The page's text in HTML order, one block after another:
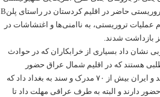
پروژه آشوب اخیر در ایران عمل کردند. گروهک‌های تروریستی حاضر در اقلیم کردستان در راستای پلنB
عملیات‌ تروریستی، به ناامنی‌ها و اغتشاشات در
بازداشت شدند.
نشان داد بسیاری از خرابکاران که در حوادث
هستند که در اقلیم شمال عراق حضور
داشته‌اند. رایزنی‌های دیپلماتیک از همان زمان آغاز شد و ایران بیش از ۷۰ مدرک و سند به بغداد داد که
دارند و البته به طرف عراقی مهلت داد تا